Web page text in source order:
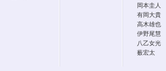
岡本圭人
有岡大貴
高木雄也
伊野尾慧
八乙女光
薮宏太